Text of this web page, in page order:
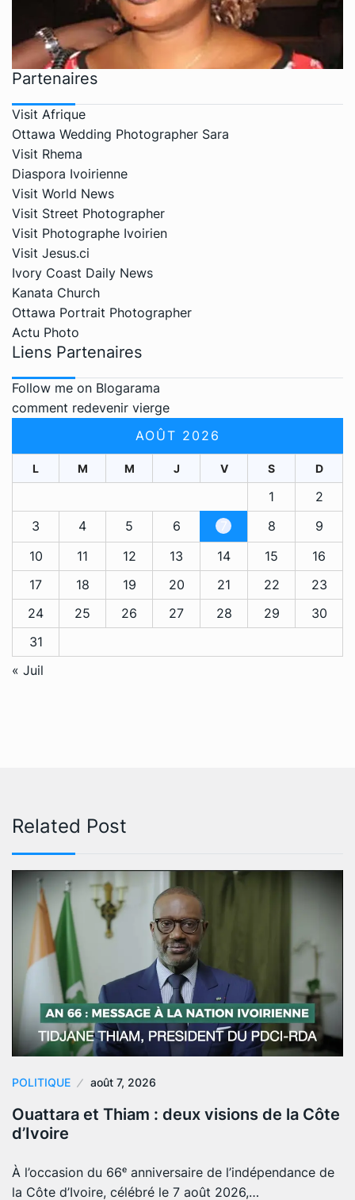
Partenaires
Visit Afrique
Ottawa Wedding Photographer Sara
Visit Rhema
Diaspora Ivoirienne
Visit World News
Visit Street Photographer
Visit Photographe Ivoirien
Visit Jesus.ci
Ivory Coast Daily News
Kanata Church
Ottawa Portrait Photographer
Actu Photo
Liens Partenaires
Follow me on Blogarama
comment redevenir vierge
AOÛT 2026
L M M J V S D
1
2
3
4 5 6 7 8
9
10
11 12 13 14 15
16
17
18 19 20 21 22
23
24
25 26 27 28 29
30
31
« Juil
Related Post
POLITIQUE août 7, 2026
Ouattara et Thiam : deux visions de la Côte
d’Ivoire
À l’occasion du 66ᵉ anniversaire de l’indépendance de
la Côte d’Ivoire, célébré le 7 août 2026,…